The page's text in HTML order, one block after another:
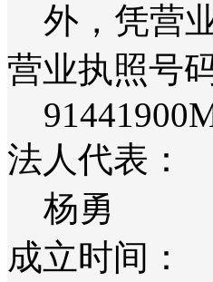
外，凭营
营业执照号
法人代表：
杨勇
成立时间：